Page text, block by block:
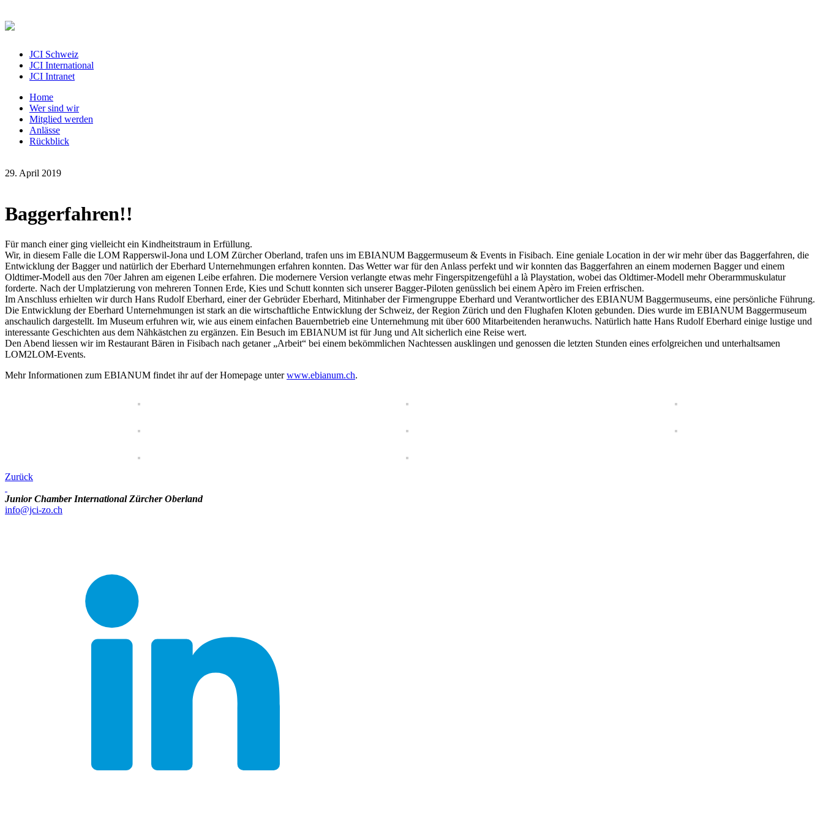
JCI Schweiz
JCI International
JCI Intranet
Home
Wer sind wir
Mitglied werden
Anlässe
Rückblick
29. April 2019
Baggerfahren!!
Für manch einer ging vielleicht ein Kindheitstraum in Erfüllung.
Wir, in diesem Falle die LOM Rapperswil-Jona und LOM Zürcher Oberland, trafen uns im EBIANUM Baggermuseum & Events in Fisibach. Eine geniale Location in der wir mehr über das Baggerfahren, die
Entwicklung der Bagger und natürlich der Eberhard Unternehmungen erfahren konnten. Das Wetter war für den Anlass perfekt und wir konnten das Baggerfahren an einem modernen Bagger und einem
Oldtimer-Modell aus den 70er Jahren am eigenen Leibe erfahren. Die modernere Version verlangte etwas mehr Fingerspitzengefühl a là Playstation, wobei das Oldtimer-Modell mehr Oberarmmuskulatur
forderte. Nach der Umplatzierung von mehreren Tonnen Erde, Kies und Schutt konnten sich unserer Bagger-Piloten genüsslich bei einem Apèro im Freien erfrischen.
Im Anschluss erhielten wir durch Hans Rudolf Eberhard, einer der Gebrüder Eberhard, Mitinhaber der Firmengruppe Eberhard und Verantwortlicher des EBIANUM Baggermuseums, eine persönliche Führung.
Die Entwicklung der Eberhard Unternehmungen ist stark an die wirtschaftliche Entwicklung der Schweiz, der Region Zürich und den Flughafen Kloten gebunden. Dies wurde im EBIANUM Baggermuseum
anschaulich dargestellt. Im Museum erfuhren wir, wie aus einem einfachen Bauernbetrieb eine Unternehmung mit über 600 Mitarbeitenden heranwuchs. Natürlich hatte Hans Rudolf Eberhard einige lustige und
interessante Geschichten aus dem Nähkästchen zu ergänzen. Ein Besuch im EBIANUM ist für Jung und Alt sicherlich eine Reise wert.
Den Abend liessen wir im Restaurant Bären in Fisibach nach getaner „Arbeit“ bei einem bekömmlichen Nachtessen ausklingen und genossen die letzten Stunden eines erfolgreichen und unterhaltsamen
LOM2LOM-Events.
Mehr Informationen zum EBIANUM findet ihr auf der Homepage unterwww.ebianum.ch.
Zurück
Junior Chamber International Zürcher Oberland
info@jci-zo.ch